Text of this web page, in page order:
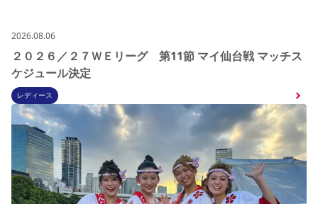
2026.08.06
２０２６／２７ＷＥリーグ 第11節 マイ仙台戦 マッチス
ケジュール決定
レディース